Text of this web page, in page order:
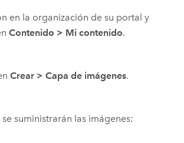
en la organización de su portal y
Contenido > Mi contenido.
Crear > Capa de imágenes.
suministrarán las imágenes: